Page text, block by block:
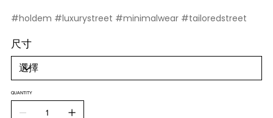
#holdem #luxurystreet #minimalwear #tailoredstreet
尺寸
QUANTITY